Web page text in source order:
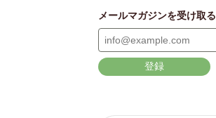
メールマガジンを受け取る
登録